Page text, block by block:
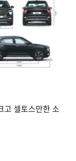
셀토스만한 소